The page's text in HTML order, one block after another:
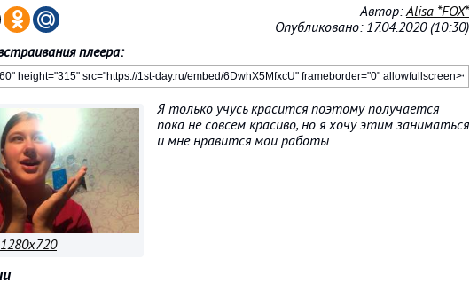
Автор:Alisa *FOX*
Опубликовано: 17.04.2020 (10:30)
плеера:
1280x720
Я только учусь красится поэтому получается
пока не совсем красиво, но я хочу этим заниматься
и мне нравится мои работы